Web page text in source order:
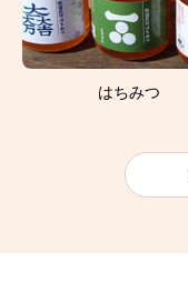
はちみつ